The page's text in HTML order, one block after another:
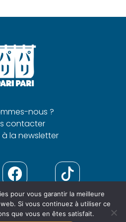
nous ?
contacter
à la newsletter
de
pour vous garantir la meilleure
Si vous continuez à utiliser ce
que vous en êtes satisfait.